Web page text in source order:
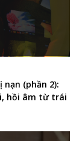
nạn (phần 2):
hồi âm từ trái